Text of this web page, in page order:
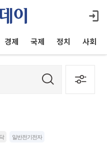
경제 국제 정치 사회
일반전기전자